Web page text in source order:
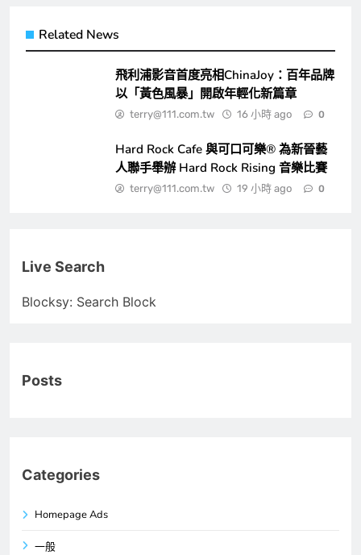
Related News
飛利浦影音首度亮相ChinaJoy：百年品牌
以「黃色風暴」開啟年輕化新篇章
terry@111.com.tw 16 小時 ago 0
Hard Rock Cafe 與可口可樂® 為新晉藝
人聯手舉辦 Hard Rock Rising 音樂比賽
terry@111.com.tw 19 小時 ago 0
Live Search
Blocksy: Search Block
Posts
Categories
Homepage Ads
一般